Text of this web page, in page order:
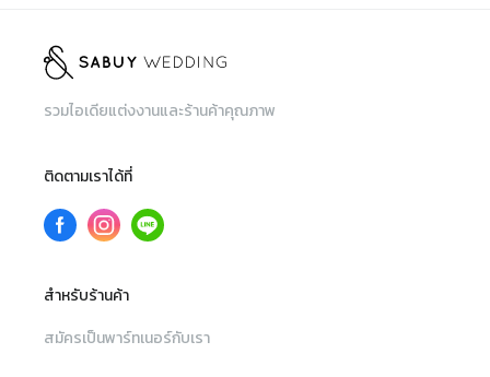
รวมไอเดียแต่งงานและร้านค้าคุณภาพ
ติดตามเราได้ที่
สำหรับร้านค้า
สมัครเป็นพาร์ทเนอร์กับเรา